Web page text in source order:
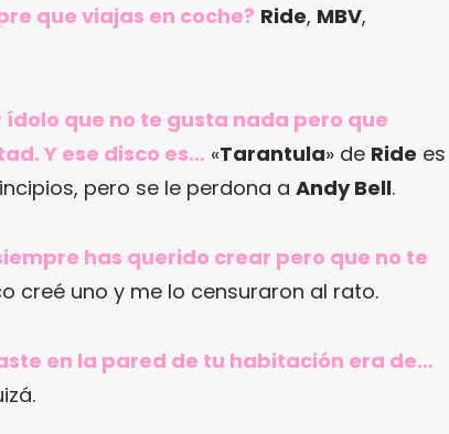
que viajas en coche? Ride, MBV,
ídolo que no te gusta nada pero que
Y ese disco es… «Tarantula» de Ride es
pero se le perdona a Andy Bell.
has querido crear pero que no te
creé uno y me lo censuraron al rato.
en la pared de tu habitación era de…